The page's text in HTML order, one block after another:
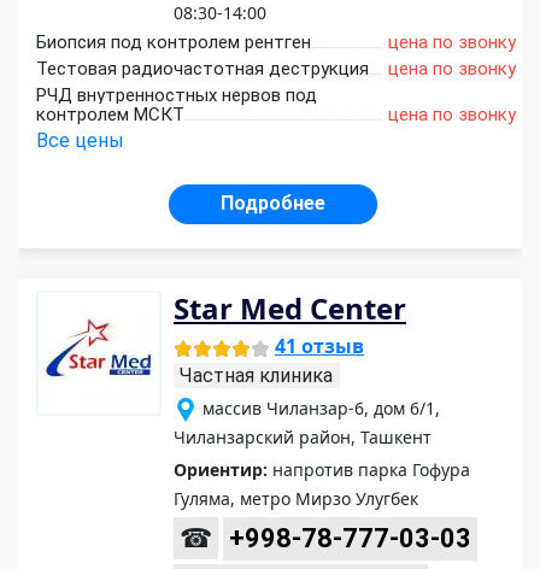
08:30-14:00
Биопсия под контролем рентген
цена по звонку
Тестовая радиочастотная деструкция
цена по звонку
РЧД внутренностных нервов под
контролем МСКТ
цена по звонку
Все цены
Подробнее
Star Med Center
41 отзыв
Частная клиника
массив Чиланзар-6, дом 6/1,
Чиланзарский район, Ташкент
Ориентир: напротив парка Гофура
Гуляма, метро Мирзо Улугбек
☎
+998-78-777-03-03